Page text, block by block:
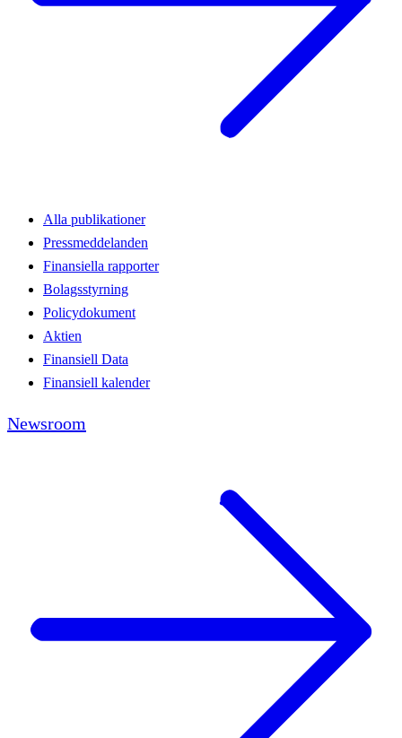
Alla publikationer
Pressmeddelanden
Finansiella rapporter
Bolagsstyrning
Policydokument
Aktien
Finansiell Data
Finansiell kalender
Newsroom